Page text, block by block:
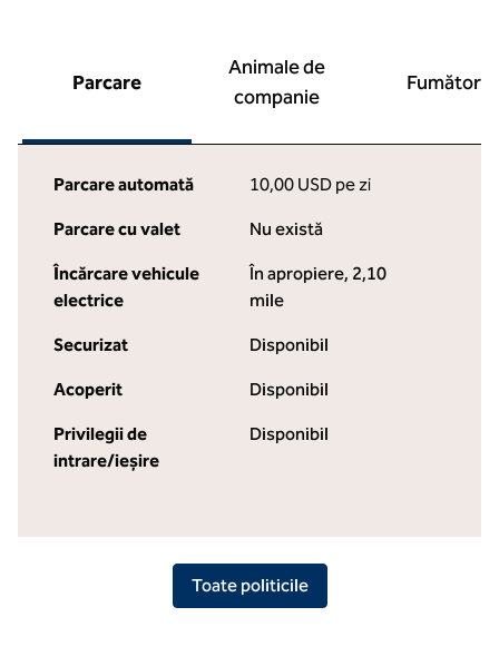
Parcare
Animale de
companie
Fumători
Parcare automată 10,00 USD pe zi
Parcare cu valet Nu există
Încărcare vehicule
electrice
În apropiere, 2,10
mile
Securizat Disponibil
Acoperit Disponibil
Privilegii de
intrare/ieșire
Disponibil
Toate politicile